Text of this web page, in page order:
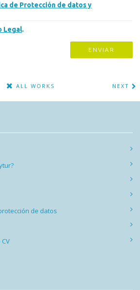
de Protección de datos y
Legal.
ALL WORKS NEXT
de datos